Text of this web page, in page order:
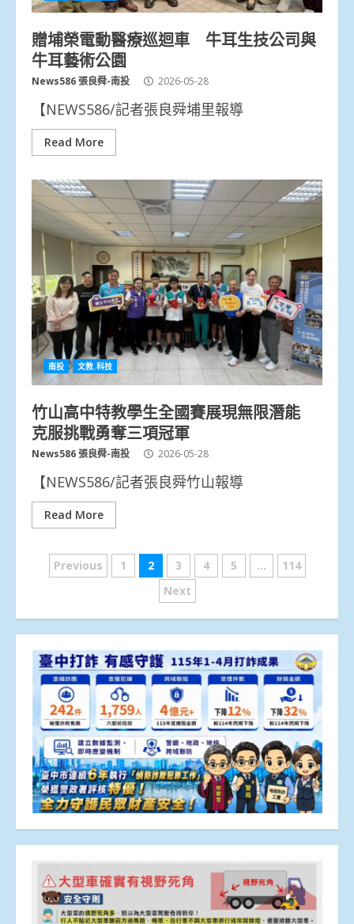
贈埔榮電動醫療巡迴車 牛耳生技公司與
牛耳藝術公園
News586 張良舜-南投 2026-05-28
【NEWS586/記者張良舜埔里報導
Read More
南投 文教.科技
竹山高中特教學生全國賽展現無限潛能
克服挑戰勇奪三項冠軍
News586 張良舜-南投 2026-05-28
【NEWS586/記者張良舜竹山報導
Read More
文
分
頁
Previous 1 2 3 4 5 ...
114
Next